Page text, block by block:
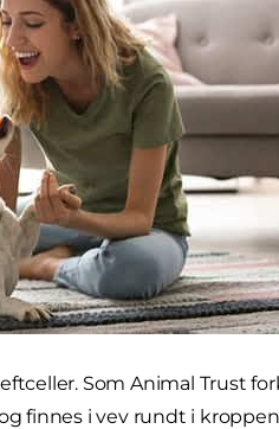
Som Animal Trust
finnes i vev rundt i